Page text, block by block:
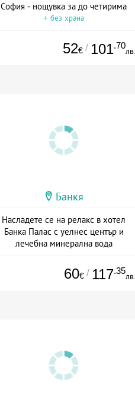
София - нощувка за до четирима
+ без храна
52€ / 101.70
лв.
Банкя
Насладете се на релакс в хотел
Банка Палас с уелнес център и
лечебна минерална вода
60€ / 117.35
лв.